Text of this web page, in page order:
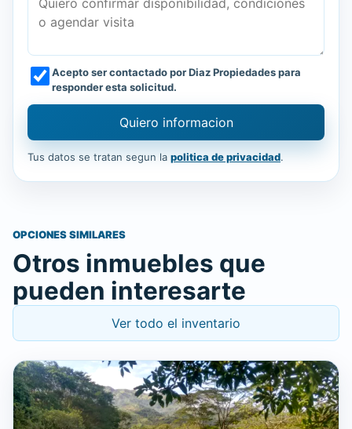
Acepto ser contactado por Diaz Propiedades para
responder esta solicitud.
Quiero informacion
Tus datos se tratan segun la politica de privacidad.
OPCIONES SIMILARES
Otros inmuebles que
pueden interesarte
Ver todo el inventario